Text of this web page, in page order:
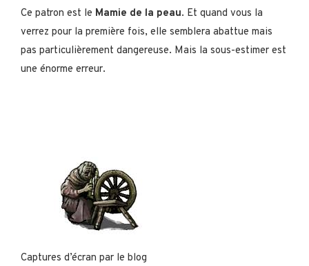
Ce patron est le Mamie de la peau. Et quand vous la
verrez pour la première fois, elle semblera abattue mais
pas particulièrement dangereuse. Mais la sous-estimer est
une énorme erreur.
Captures d’écran par le blog